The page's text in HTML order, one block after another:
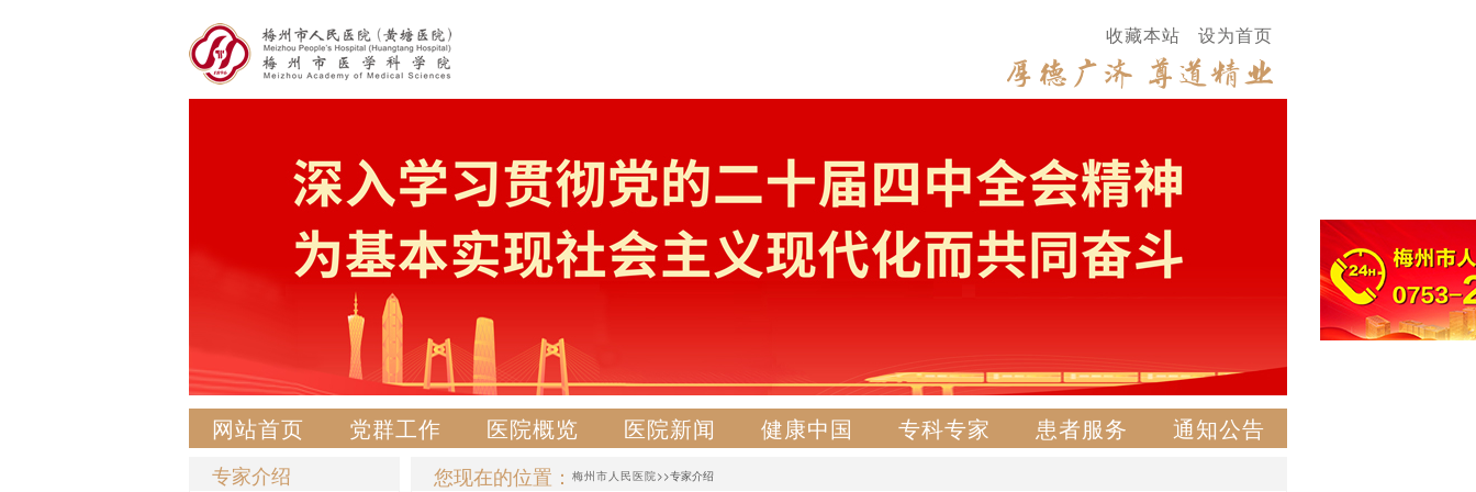
收藏本站 设为首页
网站首页 党群工作 医院概览 医院新闻 健康中国 专科专家 患者服务 通知公告
专家介绍 您现在的位置： 梅州市人民医院>>专家介绍